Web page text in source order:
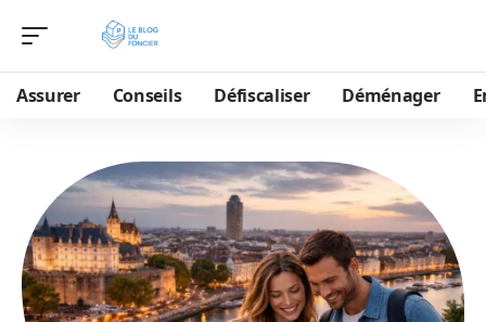
Assurer Conseils Défiscaliser Déménager